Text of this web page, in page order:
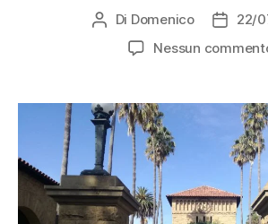
Autore
articolo
Di Domenico
Data22/
Nessun